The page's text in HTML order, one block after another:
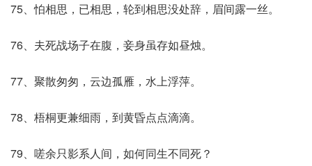
75、怕相思，已相思，轮到相思没处辞，眉间露一丝。
76、夫死战场子在腹，妾身虽存如昼烛。
77、聚散匆匆，云边孤雁，水上浮萍。
78、梧桐更兼细雨，到黄昏点点滴滴。
79、嗟余只影系人间，如何同生不同死？